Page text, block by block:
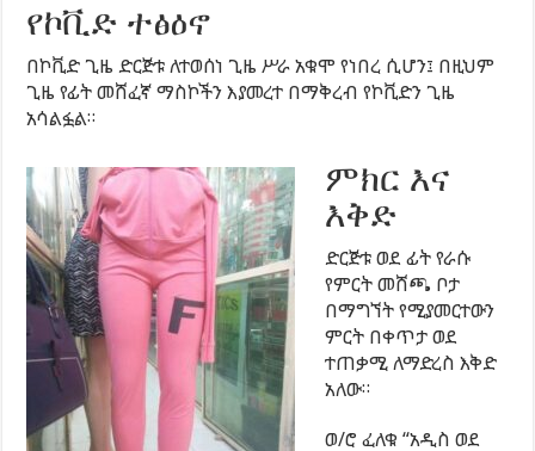
የኮቪድ ተፅዕኖ
በኮቪድ ጊዜ ድርጅቱ ለተወሰነ ጊዜ ሥራ አቁሞ የነበረ ሲሆን፤ በዚህም
ጊዜ የፊት መሸፈኛ ማስኮችን እያመረተ በማቅረብ የኮቪድን ጊዜ
አሳልፏል።
ምክር እና
እቅድ
ድርጅቱ ወደ ፊት የራሱ
የምርት መሸጫ ቦታ
በማግኘት የሚያመርተውን
ምርት በቀጥታ ወደ
ተጠቃሚ ለማድረስ እቅድ
አለው።
ወ/ሮ ፈለቁ “አዲስ ወደ